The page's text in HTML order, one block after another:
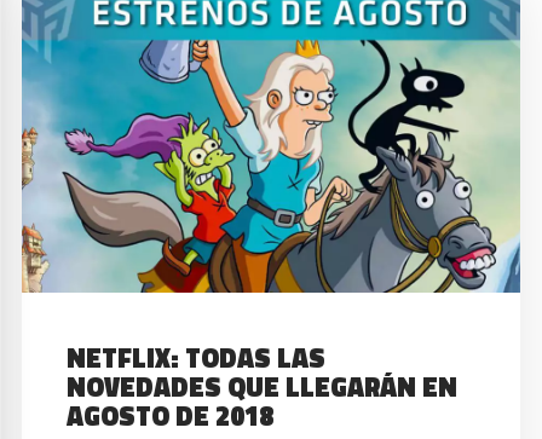
NETFLIX: TODAS LAS
NOVEDADES QUE LLEGARÁN EN
AGOSTO DE 2018